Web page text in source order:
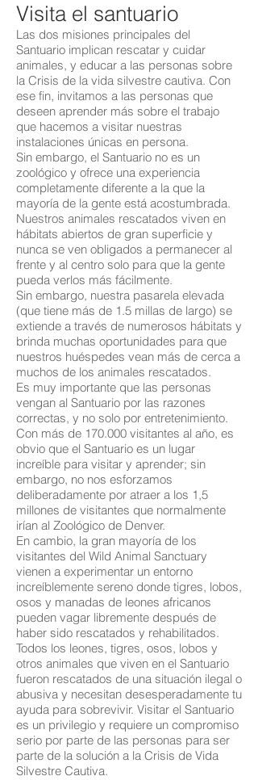
Visita el santuario
Las dos misiones principales del
Santuario implican rescatar y cuidar
animales, y educar a las personas sobre
la Crisis de la vida silvestre cautiva. Con
ese fin, invitamos a las personas que
deseen aprender más sobre el trabajo
que hacemos a visitar nuestras
instalaciones únicas en persona.
Sin embargo, el Santuario no es un
zoológico y ofrece una experiencia
completamente diferente a la que la
mayoría de la gente está acostumbrada.
Nuestros animales rescatados viven en
hábitats abiertos de gran superficie y
nunca se ven obligados a permanecer al
frente y al centro solo para que la gente
pueda verlos más fácilmente.
Sin embargo, nuestra pasarela elevada
(que tiene más de 1.5 millas de largo) se
extiende a través de numerosos hábitats y
brinda muchas oportunidades para que
nuestros huéspedes vean más de cerca a
muchos de los animales rescatados.
Es muy importante que las personas
vengan al Santuario por las razones
correctas, y no solo por entretenimiento.
Con más de 170.000 visitantes al año, es
obvio que el Santuario es un lugar
increíble para visitar y aprender; sin
embargo, no nos esforzamos
deliberadamente por atraer a los 1,5
millones de visitantes que normalmente
irían al Zoológico de Denver.
En cambio, la gran mayoría de los
visitantes del Wild Animal Sanctuary
vienen a experimentar un entorno
increíblemente sereno donde tigres, lobos,
osos y manadas de leones africanos
pueden vagar libremente después de
haber sido rescatados y rehabilitados.
Todos los leones, tigres, osos, lobos y
otros animales que viven en el Santuario
fueron rescatados de una situación ilegal o
abusiva y necesitan desesperadamente tu
ayuda para sobrevivir. Visitar el Santuario
es un privilegio y requiere un compromiso
serio por parte de las personas para ser
parte de la solución a la Crisis de Vida
Silvestre Cautiva.